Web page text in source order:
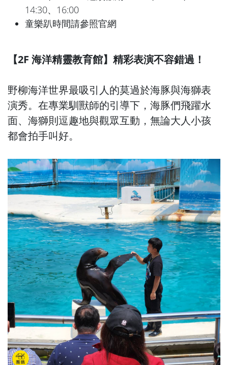
14:30、16:00
童樂趴時間請參照官網
【2F 海洋精靈教育館】精彩表演不容錯過！
野柳海洋世界最吸引人的莫過於海豚與海獅表
演秀。在專業馴獸師的引導下，海豚們飛躍水
面、海獅則逗趣地與觀眾互動，無論大人小孩
都會拍手叫好。